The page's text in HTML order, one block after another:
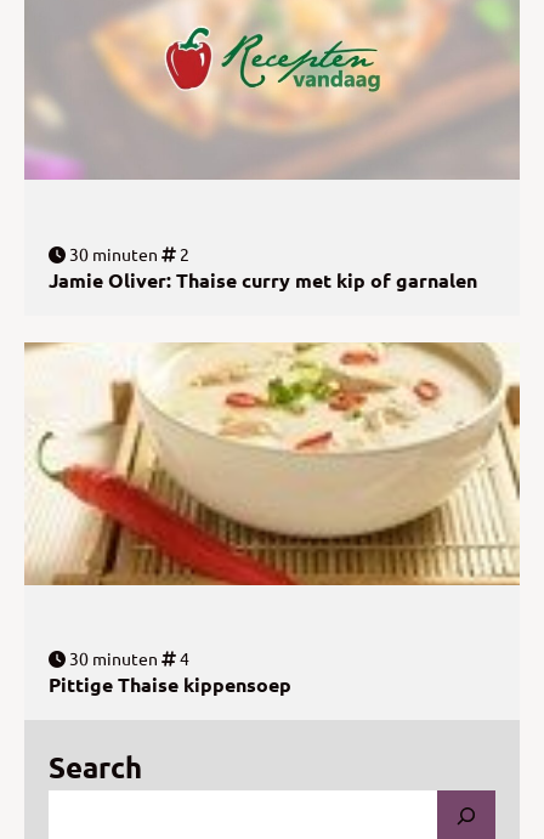
30 minuten 2
Jamie Oliver: Thaise curry met kip of garnalen
30 minuten 4
Pittige Thaise kippensoep
Search